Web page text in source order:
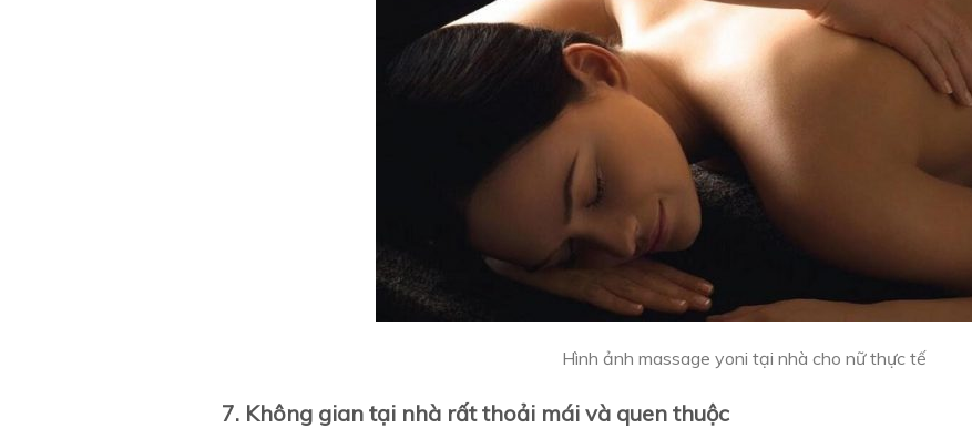
Hình ảnh massage yoni tại nhà cho nữ thực tế
7. Không gian tại nhà rất thoải mái và quen thuộc